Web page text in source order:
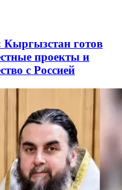
готов
проекты и
с Россией